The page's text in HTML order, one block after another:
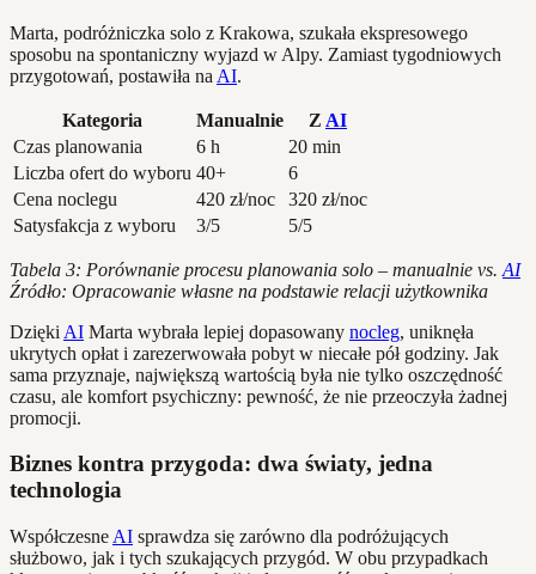
Marta, podróżniczka solo z Krakowa, szukała ekspresowego
sposobu na spontaniczny wyjazd w Alpy. Zamiast tygodniowych
przygotowań, postawiła na AI.
Kategoria Manualnie Z AI
Czas planowania
6 h
20 min
Liczba ofert do wyboru 40+
6
Cena noclegu
420 zł/noc
320 zł/noc
Satysfakcja z wyboru
3/5 5/5
Tabela 3: Porównanie procesu planowania solo – manualnie vs. AI
Źródło: Opracowanie własne na podstawie relacji użytkownika
Dzięki AI Marta wybrała lepiej dopasowany nocleg, uniknęła
ukrytych opłat i zarezerwowała pobyt w niecałe pół godziny. Jak
sama przyznaje, największą wartością była nie tylko oszczędność
czasu, ale komfort psychiczny: pewność, że nie przeoczyła żadnej
promocji.
Biznes kontra przygoda: dwa światy, jedna
technologia
Współczesne AI sprawdza się zarówno dla podróżujących
służbowo, jak i tych szukających przygód. W obu przypadkach